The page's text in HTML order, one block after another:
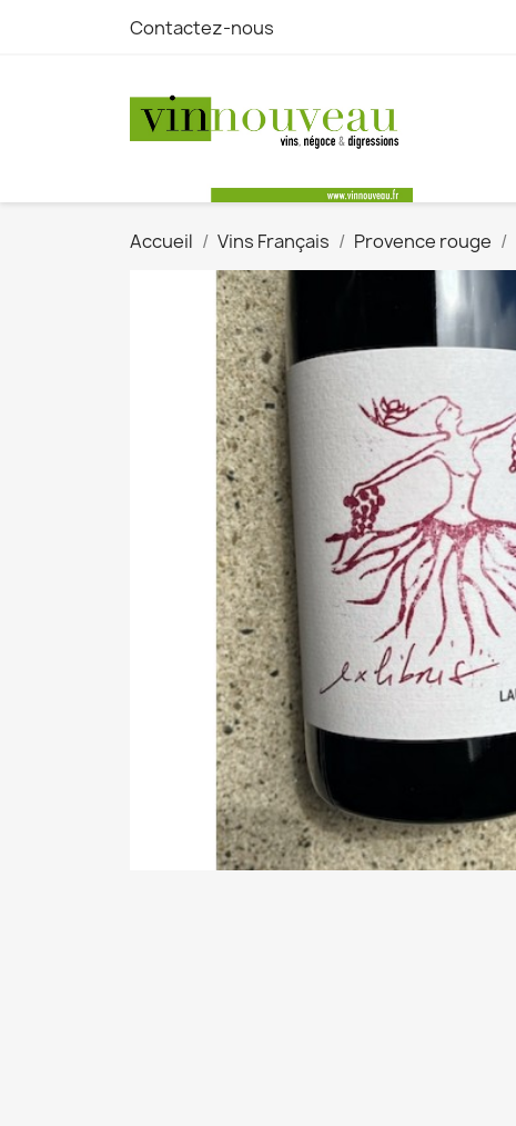
Contactez-nous
Accueil Vins Français Provence rouge